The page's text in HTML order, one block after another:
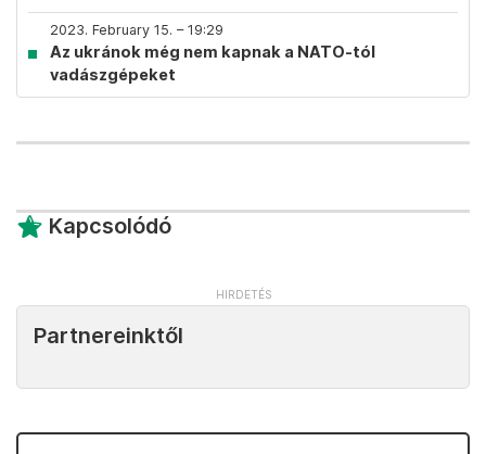
2023. February 15. – 19:29
Az ukránok még nem kapnak a NATO-tól
vadászgépeket
Kapcsolódó
Partnereinktől